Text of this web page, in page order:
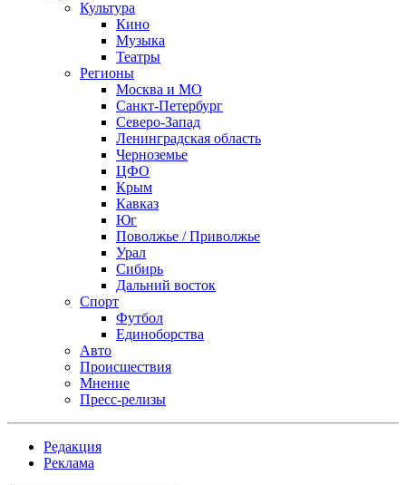
Культура
Кино
Музыка
Театры
Регионы
Москва и МО
Санкт-Петербург
Северо-Запад
Ленинградская область
Черноземье
ЦФО
Крым
Кавказ
Юг
Поволжье / Приволжье
Урал
Сибирь
Дальний восток
Спорт
Футбол
Единоборства
Авто
Происшествия
Мнение
Пресс-релизы
Редакция
Реклама